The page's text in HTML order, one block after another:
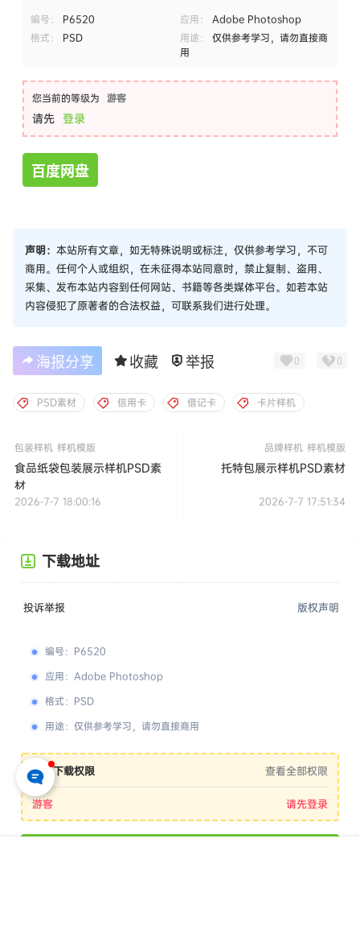
编号： P6520 应用：
Adobe Photoshop
格式：
PSD 用途：
仅供参考学习，请勿直接商
用
您当前的等级为 游客
请先 登录
百度网盘
声明： 本站所有文章，如无特殊说明或标注，仅供参考学习，不可
商用。任何个人或组织，在未征得本站同意时，禁止复制、盗用、
采集、发布本站内容到任何网站、书籍等各类媒体平台。如若本站
内容侵犯了原著者的合法权益，可联系我们进行处理。
海报分享 收藏 举报 0 0
PSD素材 信用卡 借记卡 卡片样机
包装样机 样机模版
食品纸袋包装展示样机PSD素
材
2026-7-7 18:00:16
品牌样机 样机模版
托特包展示样机PSD素材
2026-7-7 17:51:34
下载地址
投诉举报 版权声明
编号： P6520
应用： Adobe Photoshop
格式： PSD
用途： 仅供参考学习，请勿直接商用
您的下载权限 查看全部权限
游客 请先登录